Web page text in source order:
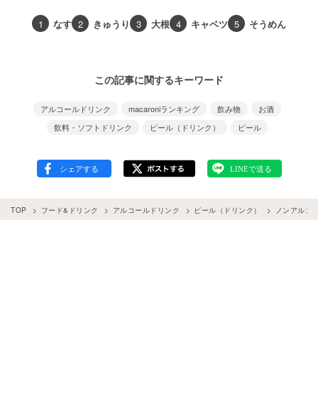
1 なす 2 きゅうり 3 大根 4 キャベツ 5 そうめん
この記事に関するキーワード
アルコールドリンク macaroniランキング 飲み物
お酒
飲料・ソフトドリンク
ビール（ドリンク） ビール
TOP フード&ドリンク アルコールドリンク ビール（ドリンク） ノンアルコ